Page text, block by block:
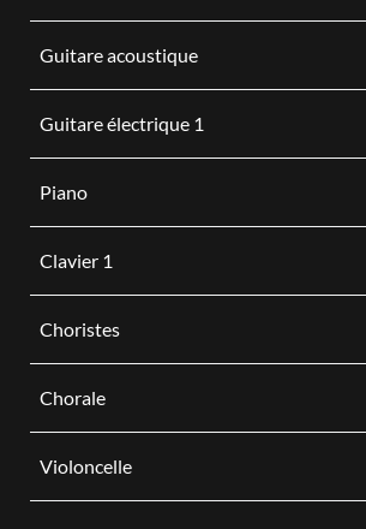
Guitare acoustique
Guitare électrique 1
Piano
Clavier 1
Choristes
Chorale
Violoncelle